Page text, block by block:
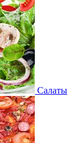
Салаты